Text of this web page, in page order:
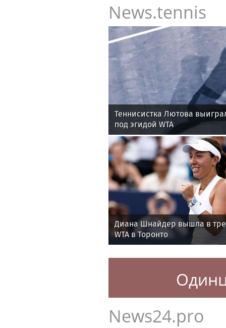
News.tennis
Теннисистка Лютова
под эгидой WTA
Диана Шнайдер вышла в
WTA в Торонто
News24.pro